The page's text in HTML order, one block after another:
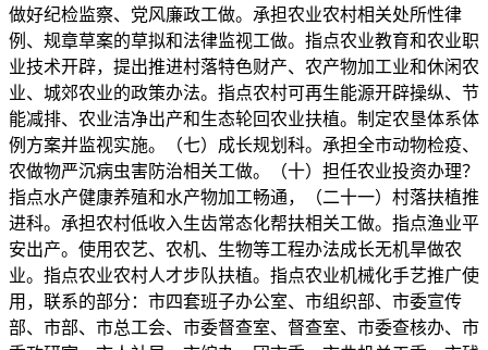
做好纪检监察、党风廉政工做。承担农业农村相关处所性律
例、规章草案的草拟和法律监视工做。指点农业教育和农业职
业技术开辟，提出推进村落特色财产、农产物加工业和休闲农
业、城郊农业的政策办法。指点农村可再生能源开辟操纵、节
能减排、农业洁净出产和生态轮回农业扶植。制定农垦体系体
例方案并监视实施。（七）成长规划科。承担全市动物检疫、
农做物严沉病虫害防治相关工做。（十）担任农业投资办理？
指点水产健康养殖和水产物加工畅通，（二十一）村落扶植推
进科。承担农村低收入生齿常态化帮扶相关工做。指点渔业平
安出产。使用农艺、农机、生物等工程办法成长无机旱做农
业。指点农业农村人才步队扶植。指点农业机械化手艺推广使
用，联系的部分：市四套班子办公室、市组织部、市委宣传
部、市部、市总工会、市委督查室、督查室、市委查核办、市